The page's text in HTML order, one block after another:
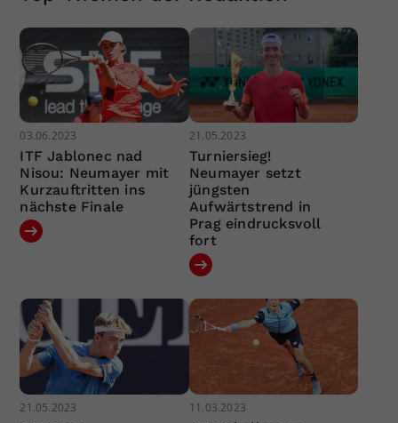
03.06.2023
ITF Jablonec nad
Nisou: Neumayer mit
Kurzauftritten ins
nächste Finale
21.05.2023
Turniersieg!
Neumayer setzt
jüngsten
Aufwärtstrend in
Prag eindrucksvoll
fort
21.05.2023 11.03.2023